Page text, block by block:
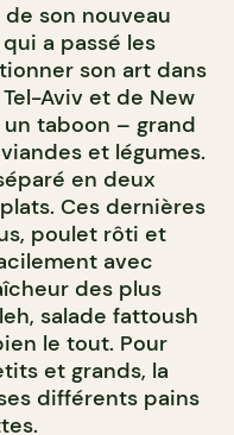
son nouveau
a passé les
son art dans
Aviv et de New
un taboon – grand
et légumes.
en deux
Ces dernières
poulet rôti et
avec
des plus
salade fattoush
le tout. Pour
et grands, la
différents pains